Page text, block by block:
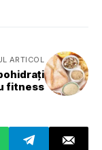
ARTICOL
fitness